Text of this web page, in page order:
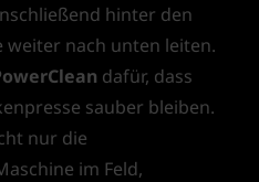
hinter den
weiter nach unten leiten.
dafür, dass
sauber bleiben.
nur die
im Feld,